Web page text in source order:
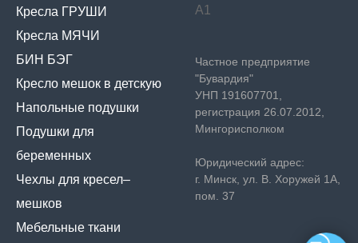
Кресла ГРУШИ
Кресла МЯЧИ
БИН БЭГ
Кресло мешок в детскую
Напольные подушки
Подушки для
беременных
Чехлы для кресел–
мешков
Мебельные ткани
А1
Частное предприятие
"Бувардия"
УНП 191607701,
регистрация 26.07.2012,
Мингорисполком
Юридический адрес:
г. Минск, ул. В. Хоружей 1А,
пом. 37